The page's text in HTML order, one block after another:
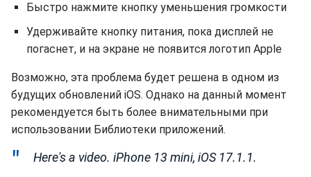
Быстро нажмите кнопку уменьшения громкости
Удерживайте кнопку питания, пока дисплей не
погаснет, и на экране не появится логотип Apple
Возможно, эта проблема будет решена в одном из
будущих обновлений iOS. Однако на данный момент
рекомендуется быть более внимательными при
использовании Библиотеки приложений.
Here's a video. iPhone 13 mini, iOS 17.1.1.